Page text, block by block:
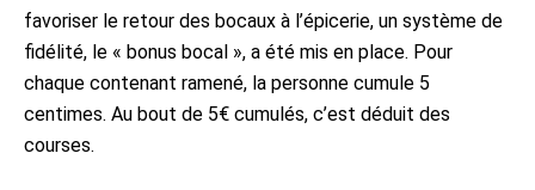
favoriser le retour des bocaux à l’épicerie, un système de
fidélité, le « bonus bocal », a été mis en place. Pour
chaque contenant ramené, la personne cumule 5
centimes. Au bout de 5€ cumulés, c’est déduit des
courses.